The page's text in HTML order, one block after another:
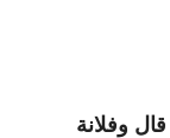
وفلانة